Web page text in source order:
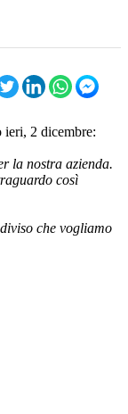
ieri, 2 dicembre:
la nostra azienda.
così
che vogliamo